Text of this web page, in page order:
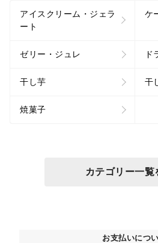
アイスクリーム・ジェラ
ート
ケ
ゼリー・ジュレ ド
干し芋 干
焼菓子
カテゴリー一覧
お支払いにつ